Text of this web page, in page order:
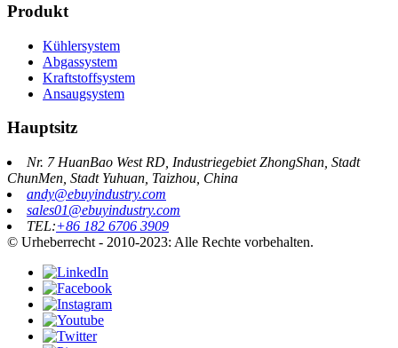
Produkt
Kühlersystem
Abgassystem
Kraftstoffsystem
Ansaugsystem
Hauptsitz
Nr. 7 HuanBao West RD, Industriegebiet ZhongShan, Stadt
ChunMen, Stadt Yuhuan, Taizhou, China
andy@ebuyindustry.com
sales01@ebuyindustry.com
TEL:+86 182 6706 3909
© Urheberrecht - 2010-2023: Alle Rechte vorbehalten.